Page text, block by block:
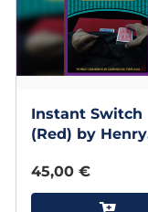
Instant Switch
(Red) by Henry
45,00 €